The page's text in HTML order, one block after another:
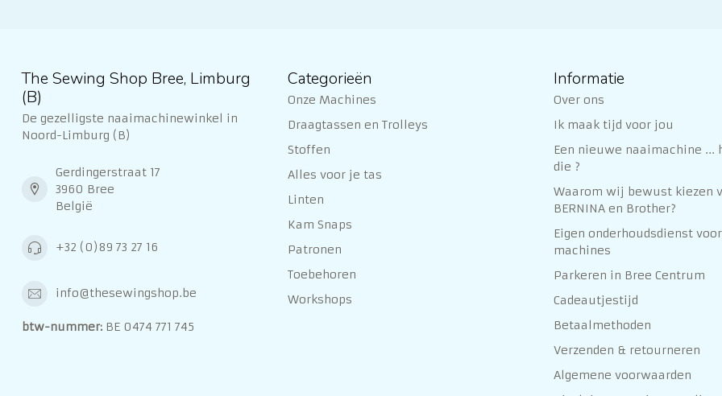
The Sewing Shop Bree, Limburg
(B)
De gezelligste naaimachinewinkel in
Noord-Limburg (B)
Gerdingerstraat 17
3960 Bree
België
+32 (0)89 73 27 16
info@thesewingshop.be
btw-nummer: BE 0474 771 745
Categorieën
Onze Machines
Draagtassen en Trolleys
Stoffen
Alles voor je tas
Linten
Kam Snaps
Patronen
Toebehoren
Workshops
Informatie
Over ons
Ik maak tijd voor jou
Een nieuwe naaimachine ...
die ?
Waarom wij bewust kiezen
BERNINA en Brother?
Eigen onderhoudsdienst
machines
Parkeren in Bree Centrum
Cadeautjestijd
Betaalmethoden
Verzenden & retourneren
Algemene voorwaarden